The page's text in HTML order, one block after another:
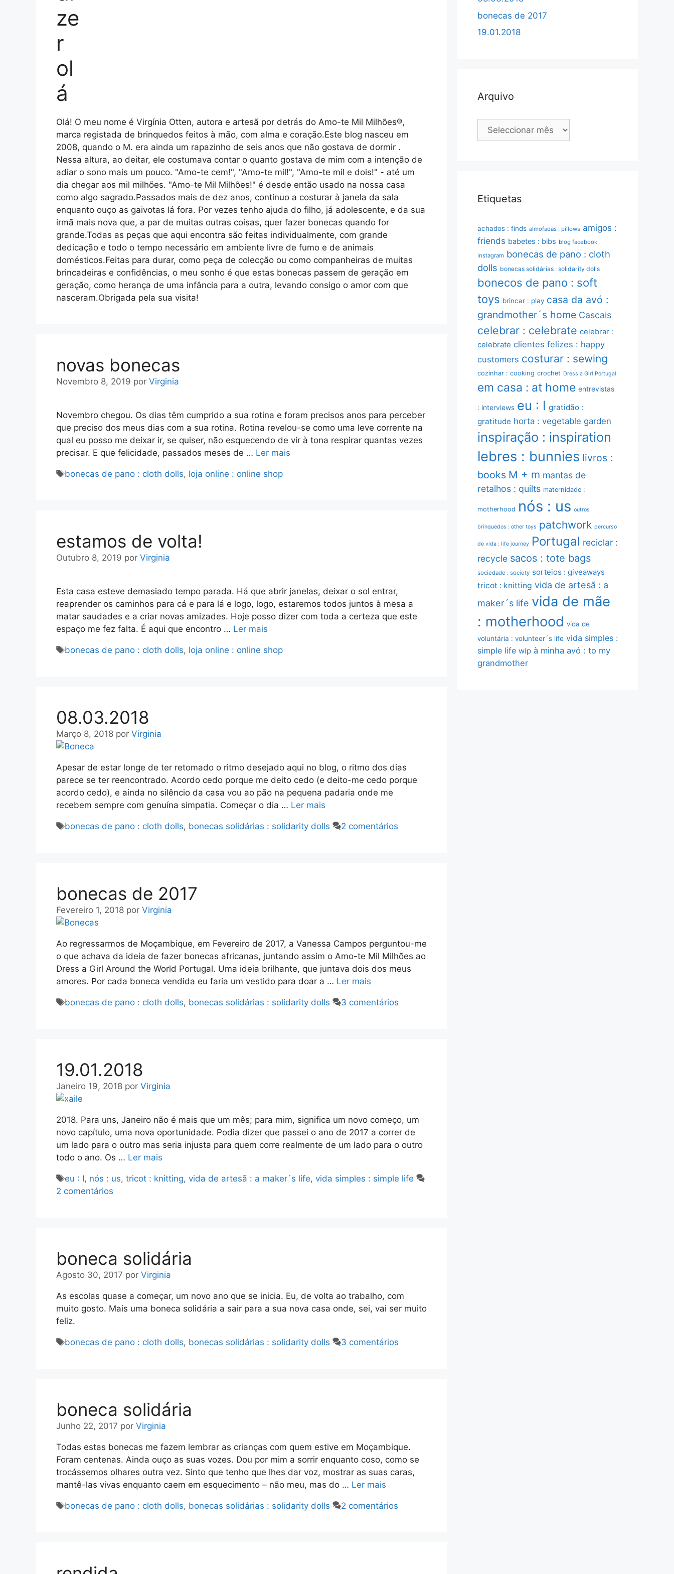
Olá! O meu nome é Virgínia Otten, autora e artesã por detrás do Amo-te Mil Milhões®,
marca registada de brinquedos feitos à mão, com alma e coração.Este blog nasceu em
2008, quando o M. era ainda um rapazinho de seis anos que não gostava de dormir .
Nessa altura, ao deitar, ele costumava contar o quanto gostava de mim com a intenção de
adiar o sono mais um pouco. "Amo-te cem!", "Amo-te mil!", "Amo-te mil e dois!" - até um
dia chegar aos mil milhões. "Amo-te Mil Milhões!" é desde então usado na nossa casa
como algo sagrado.Passados mais de dez anos, continuo a costurar à janela da sala
enquanto ouço as gaivotas lá fora. Por vezes tenho ajuda do filho, já adolescente, e da sua
irmã mais nova que, a par de muitas outras coisas, quer fazer bonecas quando for
grande.Todas as peças que aqui encontra são feitas individualmente, com grande
dedicação e todo o tempo necessário em ambiente livre de fumo e de animais
domésticos.Feitas para durar, como peça de colecção ou como companheiras de muitas
brincadeiras e confidências, o meu sonho é que estas bonecas passem de geração em
geração, como herança de uma infância para a outra, levando consigo o amor com que
nasceram.Obrigada pela sua visita!
novas bonecas
Novembro 8, 2019 por Virginia
Novembro chegou. Os dias têm cumprido a sua rotina e foram precisos anos para perceber
que preciso dos meus dias com a sua rotina. Rotina revelou-se como uma leve corrente na
qual eu posso me deixar ir, se quiser, não esquecendo de vir à tona respirar quantas vezes
precisar. E que felicidade, passados meses de … Ler mais
Etiquetas
bonecas de pano : cloth dolls, loja online : online shop
estamos de volta!
Outubro 8, 2019 por Virginia
Esta casa esteve demasiado tempo parada. Há que abrir janelas, deixar o sol entrar,
reaprender os caminhos para cá e para lá e logo, logo, estaremos todos juntos à mesa a
matar saudades e a criar novas amizades. Hoje posso dizer com toda a certeza que este
espaço me fez falta. É aqui que encontro … Ler mais
Etiquetas
bonecas de pano : cloth dolls, loja online : online shop
08.03.2018
Março 8, 2018 por Virginia
Apesar de estar longe de ter retomado o ritmo desejado aqui no blog, o ritmo dos dias
parece se ter reencontrado. Acordo cedo porque me deito cedo (e deito-me cedo porque
acordo cedo), e ainda no silêncio da casa vou ao pão na pequena padaria onde me
recebem sempre com genuína simpatia. Começar o dia … Ler mais
Etiquetas
bonecas de pano : cloth dolls, bonecas solidárias : solidarity dolls 2 comentários
bonecas de 2017
Fevereiro 1, 2018 por Virginia
Ao regressarmos de Moçambique, em Fevereiro de 2017, a Vanessa Campos perguntou-me
o que achava da ideia de fazer bonecas africanas, juntando assim o Amo-te Mil Milhões ao
Dress a Girl Around the World Portugal. Uma ideia brilhante, que juntava dois dos meus
amores. Por cada boneca vendida eu faria um vestido para doar a … Ler mais
Etiquetas
bonecas de pano : cloth dolls, bonecas solidárias : solidarity dolls 3 comentários
19.01.2018
Janeiro 19, 2018 por Virginia
2018. Para uns, Janeiro não é mais que um mês; para mim, significa um novo começo, um
novo capítulo, uma nova oportunidade. Podia dizer que passei o ano de 2017 a correr de
um lado para o outro mas seria injusta para quem corre realmente de um lado para o outro
todo o ano. Os … Ler mais
Etiquetas
eu : I, nós : us, tricot : knitting, vida de artesã : a maker´s life, vida simples : simple life
2 comentários
boneca solidária
Agosto 30, 2017 por Virginia
As escolas quase a começar, um novo ano que se inicia. Eu, de volta ao trabalho, com
muito gosto. Mais uma boneca solidária a sair para a sua nova casa onde, sei, vai ser muito
feliz.
Etiquetas
bonecas de pano : cloth dolls, bonecas solidárias : solidarity dolls 3 comentários
boneca solidária
Junho 22, 2017 por Virginia
Todas estas bonecas me fazem lembrar as crianças com quem estive em Moçambique.
Foram centenas. Ainda ouço as suas vozes. Dou por mim a sorrir enquanto coso, como se
trocássemos olhares outra vez. Sinto que tenho que lhes dar voz, mostrar as suas caras,
mantê-las vivas enquanto caem em esquecimento – não meu, mas do … Ler mais
Etiquetas
bonecas de pano : cloth dolls, bonecas solidárias : solidarity dolls 2 comentários
bonecas de 2017
19.01.2018
Arquivo
Arquivo
Etiquetas
achados : finds almofadas : pillows amigos :
friends babetes : bibs blog facebook
instagram bonecas de pano : cloth
dolls bonecas solidárias : solidarity dolls
bonecos de pano : soft
toys brincar : play casa da avó :
grandmother´s home Cascais
celebrar : celebrate celebrar :
celebrate clientes felizes : happy
customers costurar : sewing
cozinhar : cooking crochet Dress a Girl Portugal
em casa : at home entrevistas
: interviews eu : I gratidão :
gratitude horta : vegetable garden
inspiração : inspiration
lebres : bunnies livros :
books M + m mantas de
retalhos : quilts maternidade :
motherhood nós : us outros
brinquedos : other toys patchwork percurso
de vida : life journey Portugal reciclar :
recycle sacos : tote bags
sociedade : society sorteios : giveaways
tricot : knitting vida de artesã : a
maker´s life vida de mãe
: motherhood vida de
voluntária : volunteer´s life vida simples :
simple life wip à minha avó : to my
grandmother